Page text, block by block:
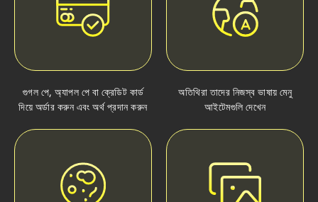
গুগল পে, অ্যাপল পে বা ক্রেডিট কার্ড
দিয়ে অর্ডার করুন এবং অর্থ প্রদান করুন
অতিথিরা তাদের নিজস্ব ভাষায় মেনু
আইটেমগুলি দেখেন